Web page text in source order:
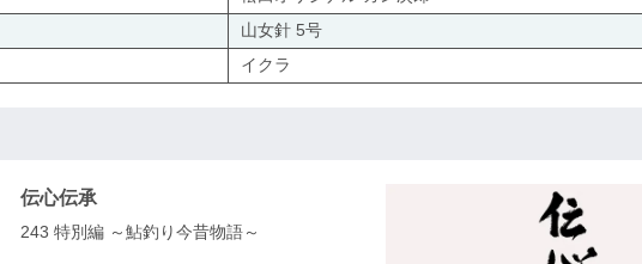
山女針 5号
イクラ
伝心伝承
243 特別編 ～鮎釣り今昔物語～